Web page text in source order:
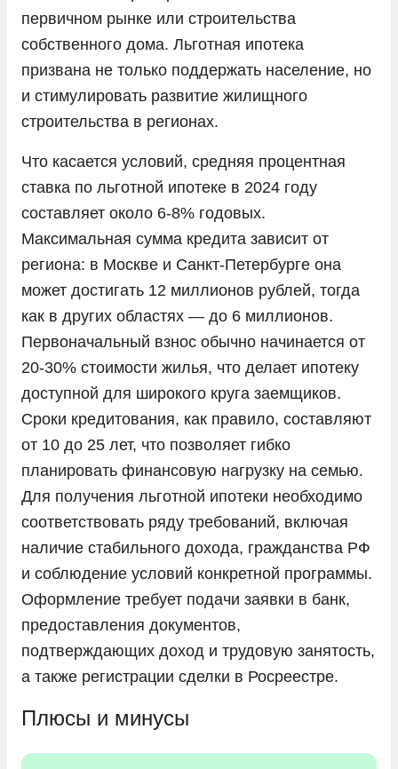
первичном рынке или строительства
собственного дома. Льготная ипотека
призвана не только поддержать население, но
и стимулировать развитие жилищного
строительства в регионах.
Что касается условий, средняя процентная
ставка по льготной ипотеке в 2024 году
составляет около 6-8% годовых.
Максимальная сумма кредита зависит от
региона: в Москве и Санкт-Петербурге она
может достигать 12 миллионов рублей, тогда
как в других областях — до 6 миллионов.
Первоначальный взнос обычно начинается от
20-30% стоимости жилья, что делает ипотеку
доступной для широкого круга заемщиков.
Сроки кредитования, как правило, составляют
от 10 до 25 лет, что позволяет гибко
планировать финансовую нагрузку на семью.
Для получения льготной ипотеки необходимо
соответствовать ряду требований, включая
наличие стабильного дохода, гражданства РФ
и соблюдение условий конкретной программы.
Оформление требует подачи заявки в банк,
предоставления документов,
подтверждающих доход и трудовую занятость,
а также регистрации сделки в Росреестре.
Плюсы и минусы